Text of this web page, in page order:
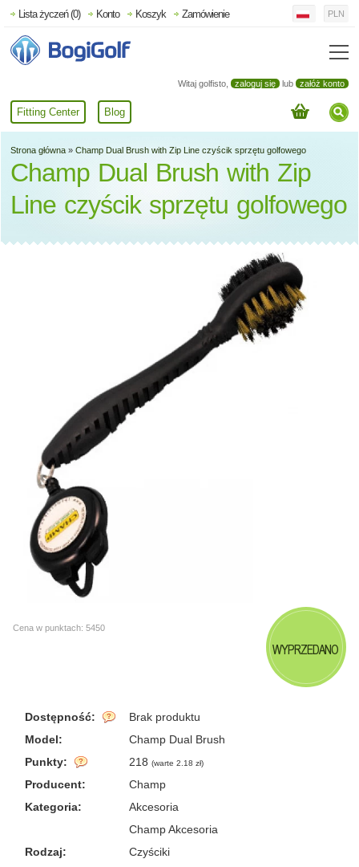
Witaj golfisto, zaloguj się lub załóż konto
Fitting Center Blog
Lista życzeń (0) Konto Koszyk Zamówienie PLN
Strona główna » Champ Dual Brush with Zip Line czyścik sprzętu golfowego
Champ Dual Brush with Zip
Line czyścik sprzętu golfowego
Dostępność:
Brak produktu
Model:
Champ Dual Brush
Punkty:
218 (warte 2.18 zł)
Producent:
Champ
Kategoria:
Akcesoria
Champ Akcesoria
Rodzaj:
Czyściki
Cena w punktach: 5450
WYPRZEDANO